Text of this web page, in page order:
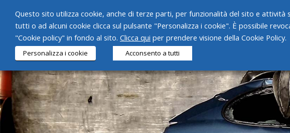
Questo sito utilizza cookie, anche di terze parti, per funzionalità del sito e attività
tutti o ad alcuni cookie clicca sul pulsante "Personalizza i cookie". È possibile
"Cookie policy" in fondo al sito. Clicca qui per prendere visione della Cookie Policy.
Personalizza i cookie Acconsento a tutti